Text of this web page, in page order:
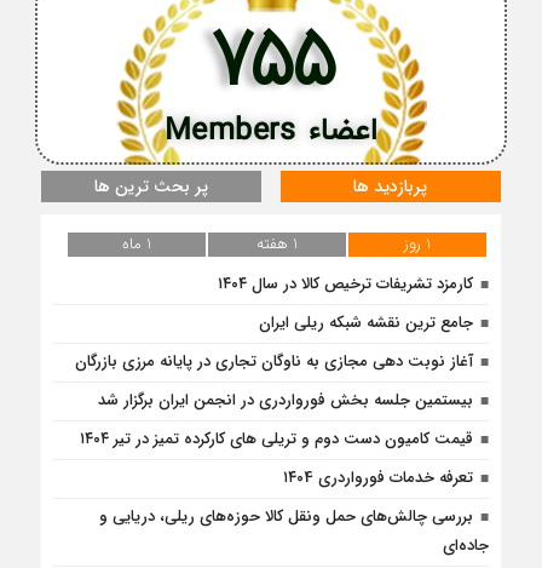
اعضاء Members
755
پربازدید ها پر بحث ترین ها
1 روز 1 هفته
1 ماه
کارمزد تشریفات ترخیص کالا در سال ۱۴۰۴
جامع ترین نقشه شبکه ریلی ایران
آغاز نوبت دهی مجازی به ناوگان تجاری در پایانه مرزی بازرگان
بیستمین جلسه بخش فورواردری در انجمن ایران برگزار شد
قیمت کامیون دست دوم و تریلی‌ های کارکرده تمیز در تیر ۱۴۰۴
تعرفه خدمات فورواردری ۱۴۰4
بررسی چالش‌های حمل ونقل کالا حوزه‌های ریلی، دریایی و
جاده‌ای